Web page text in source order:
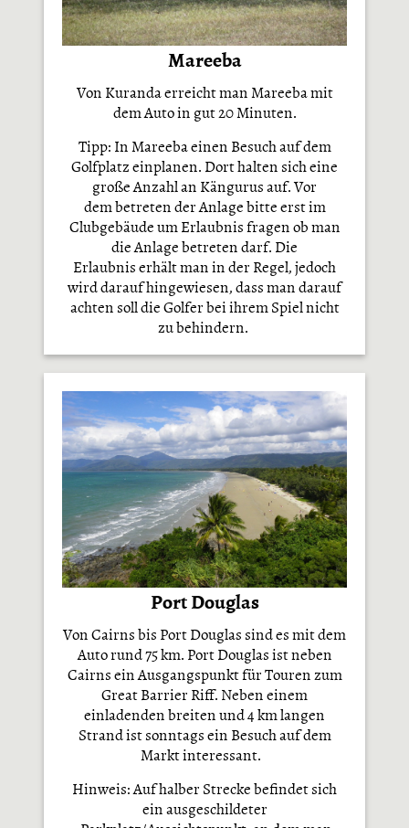
Mareeba
Von Kuranda erreicht man Mareeba mit
dem Auto in gut 20 Minuten.
Tipp: In Mareeba einen Besuch auf dem
Golfplatz einplanen. Dort halten sich eine
große Anzahl an Kängurus auf. Vor
dem betreten der Anlage bitte erst im
Clubgebäude um Erlaubnis fragen ob man
die Anlage betreten darf. Die
Erlaubnis erhält man in der Regel, jedoch
wird darauf hingewiesen, dass man darauf
achten soll die Golfer bei ihrem Spiel nicht
zu behindern.
Port Douglas
Von Cairns bis Port Douglas sind es mit dem
Auto rund 75 km. Port Douglas ist neben
Cairns ein Ausgangspunkt für Touren zum
Great Barrier Riff. Neben einem
einladenden breiten und 4 km langen
Strand ist sonntags ein Besuch auf dem
Markt interessant.
Hinweis: Auf halber Strecke befindet sich
ein ausgeschildeter